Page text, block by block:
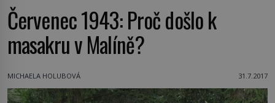
Červenec 1943: Proč došlo k
masakru v Malíně?
MICHAELA HOLUBOVÁ 31.7.2017